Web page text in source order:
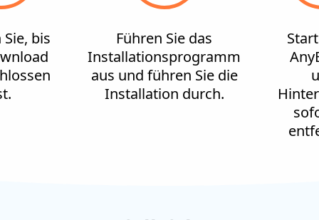
bis
Führen Sie das
Installationsprogramm
aus und führen Sie die
Installation durch.